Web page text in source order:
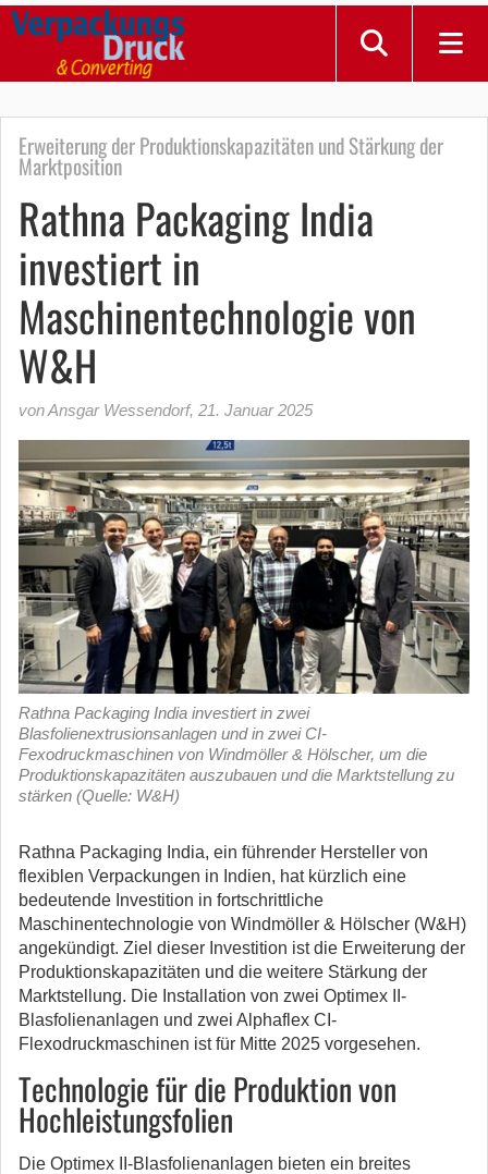
Erweiterung der Produktionskapazitäten und Stärkung der
Marktposition
Rathna Packaging India
investiert in
Maschinentechnologie von
W&H
von Ansgar Wessendorf, 21. Januar 2025
Rathna Packaging India investiert in zwei
Blasfolienextrusionsanlagen und in zwei CI-
Fexodruckmaschinen von Windmöller & Hölscher, um die
Produktionskapazitäten auszubauen und die Marktstellung zu
stärken (Quelle: W&H)
Rathna Packaging India, ein führender Hersteller von
flexiblen Verpackungen in Indien, hat kürzlich eine
bedeutende Investition in fortschrittliche
Maschinentechnologie von Windmöller & Hölscher (W&H)
angekündigt. Ziel dieser Investition ist die Erweiterung der
Produktionskapazitäten und die weitere Stärkung der
Marktstellung. Die Installation von zwei Optimex II-
Blasfolienanlagen und zwei Alphaflex CI-
Flexodruckmaschinen ist für Mitte 2025 vorgesehen.
Technologie für die Produktion von
Hochleistungsfolien
Die Optimex II-Blasfolienanlagen bieten ein breites